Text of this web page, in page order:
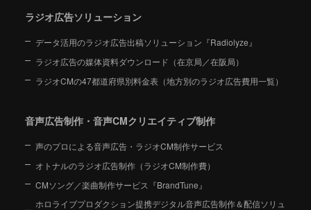
ラジオ広告ソリューション
データ活用のラジオ広告出稿ソリューション『Radiolyze』
ラジオ広告の媒体資料ダウンロード（在京局／在阪局）
ラジオCMの47都道府県別料金表（地方別のラジオ広告費用一覧）
音声広告制作・音声CMクリエイティブ制作
声のプロによる音声広告・ラジオCM制作サービス
オトナルのラジオ広告制作（ラジオCM制作費）
CMソング／楽曲制作サービス『BrandTune』
ホロライブプロダクション提携デジタル音声広告制作＆配信ソリュ